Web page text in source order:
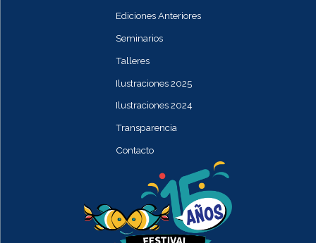
Ediciones Anteriores
Seminarios
Talleres
Ilustraciones 2025
Ilustraciones 2024
Transparencia
Contacto